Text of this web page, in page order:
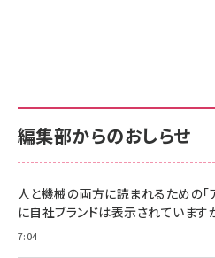
￥880
anan(アンアン
スペシャルエディ
￥1,100
年後半、あなたの
サポート正規品
NIMASO ガラス
すい ガイド枠付
2枚セット
￥1,599
【New】Amazon
サポート正規品
Amazon eギフト
￥5,000
ケーブル Anker絡
編集部からのおしらせ
人と機械の両方に読まれるための「
に自社ブランドは表示されています
7:04